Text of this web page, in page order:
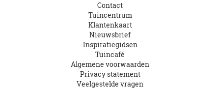
Contact
Tuincentrum
Klantenkaart
Nieuwsbrief
Inspiratiegidsen
Tuincafé
Algemene voorwaarden
Privacy statement
Veelgestelde vragen